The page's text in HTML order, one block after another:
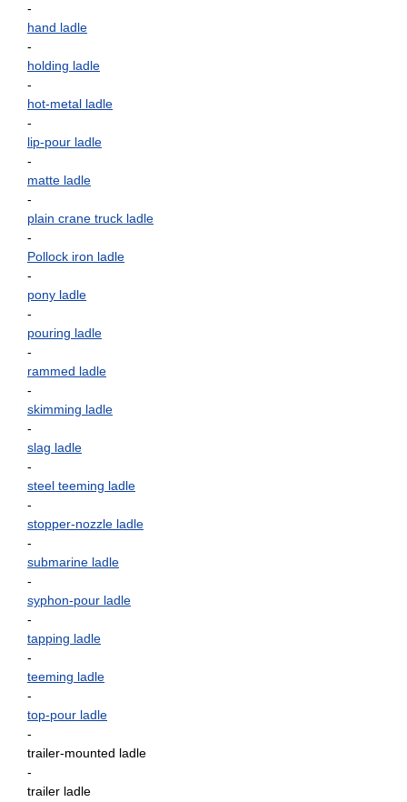
-
hand ladle
-
holding ladle
-
hot-metal ladle
-
lip-pour ladle
-
matte ladle
-
plain crane truck ladle
-
Pollock iron ladle
-
pony ladle
-
pouring ladle
-
rammed ladle
-
skimming ladle
-
slag ladle
-
steel teeming ladle
-
stopper-nozzle ladle
-
submarine ladle
-
syphon-pour ladle
-
tapping ladle
-
teeming ladle
-
top-pour ladle
-
trailer-mounted ladle
-
trailer ladle